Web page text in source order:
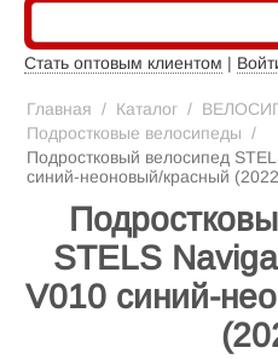
Стать оптовым клиентом |
Главная / Каталог /
Подростковые велосипеды /
Подростковый велосипед
синий-неоновый/красный
STELS
V010 синий-